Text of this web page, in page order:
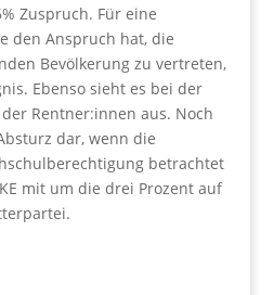
Zuspruch. Für eine
den Anspruch hat, die
Bevölkerung zu vertreten,
Ebenso sieht es bei der
Rentner:innen aus. Noch
dar, wenn die
betrachtet
mit um die drei Prozent auf